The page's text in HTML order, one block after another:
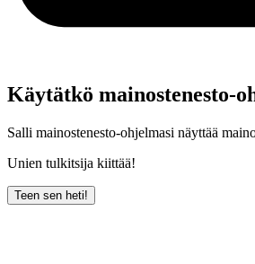
Käytätkö mainostenesto-
Salli mainostenesto-ohjelmasi näyttää
Unien tulkitsija kiittää!
Teen sen heti!